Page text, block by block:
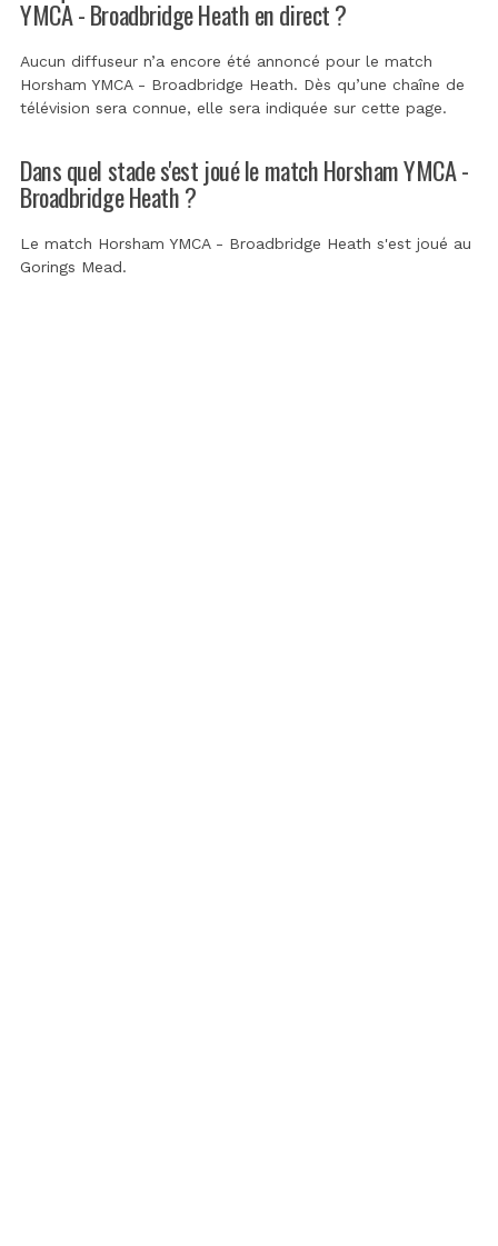
YMCA - Broadbridge Heath en direct ?
Aucun diffuseur n’a encore été annoncé pour le match
Horsham YMCA - Broadbridge Heath. Dès qu’une chaîne de
télévision sera connue, elle sera indiquée sur cette page.
Dans quel stade s'est joué le match Horsham YMCA -
Broadbridge Heath ?
Le match Horsham YMCA - Broadbridge Heath s'est joué au
Gorings Mead.